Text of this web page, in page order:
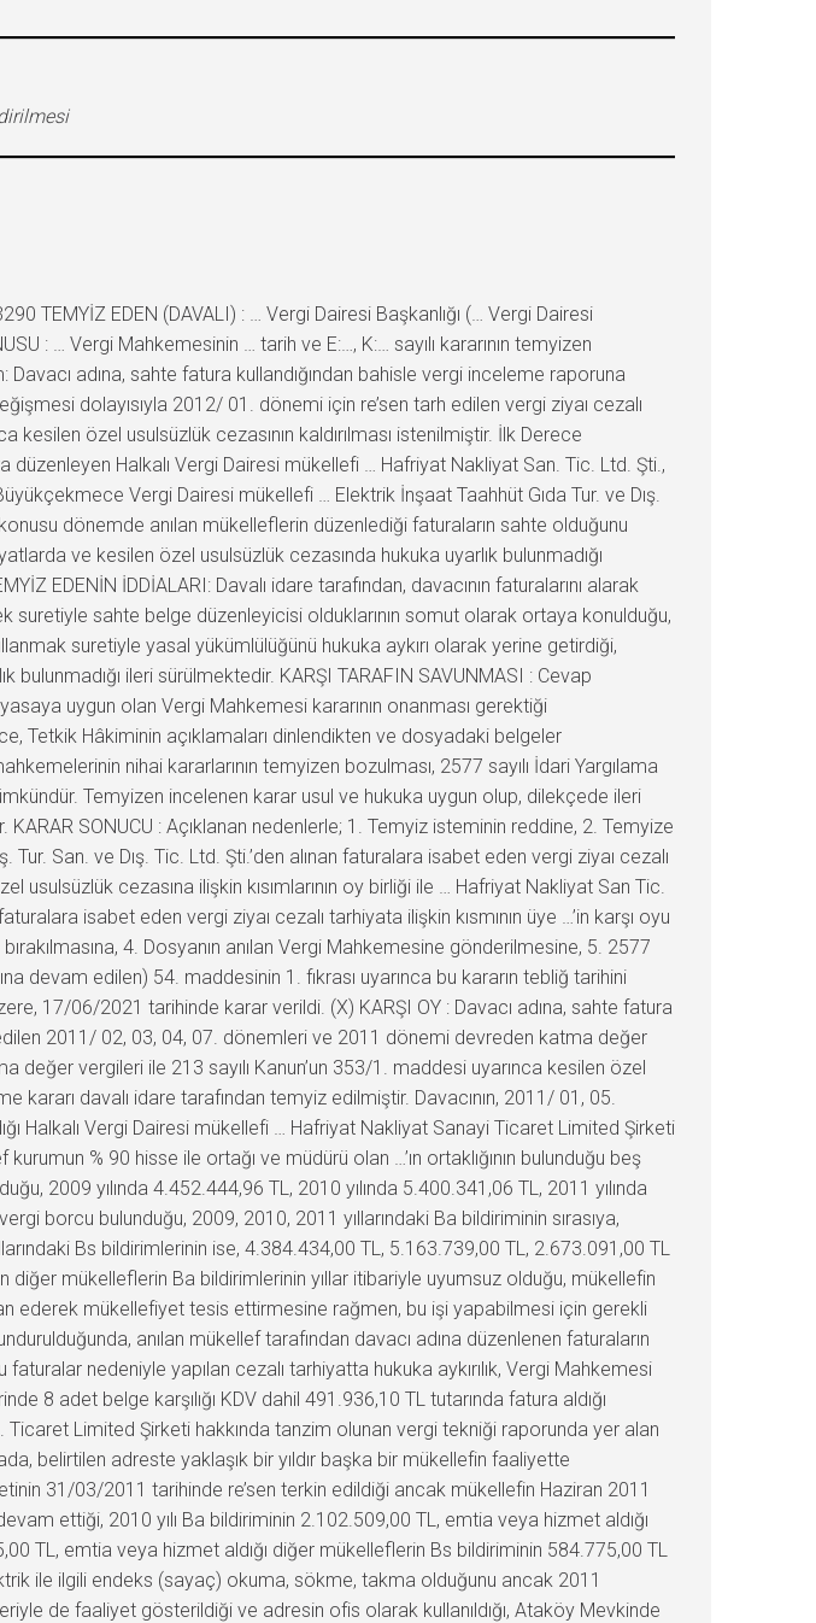
TEMYİZ EDEN (DAVALI) : … Vergi Dairesi Başkanlığı (… Vergi Dairesi
: … Vergi Mahkemesinin … tarih ve E:…, K:… sayılı kararının temyizen
adına, sahte fatura kullandığından bahisle vergi inceleme raporuna
dolayısıyla 2012/ 01. dönemi için re’sen tarh edilen vergi ziyaı cezalı
özel usulsüzlük cezasının kaldırılması istenilmiştir. İlk Derece
Halkalı Vergi Dairesi mükellefi … Hafriyat Nakliyat San. Tic. Ltd. Şti.,
Vergi Dairesi mükellefi … Elektrik İnşaat Taahhüt Gıda Tur. ve Dış.
dönemde anılan mükelleflerin düzenlediği faturaların sahte olduğunu
ve kesilen özel usulsüzlük cezasında hukuka uyarlık bulunmadığı
EDENİN İDDİALARI: Davalı idare tarafından, davacının faturalarını alarak
suretiyle sahte belge düzenleyicisi olduklarının somut olarak ortaya konulduğu,
suretiyle yasal yükümlülüğünü hukuka aykırı olarak yerine getirdiği,
bulunmadığı ileri sürülmektedir. KARŞI TARAFIN SAVUNMASI : Cevap
uygun olan Vergi Mahkemesi kararının onanması gerektiği
Tetkik Hâkiminin açıklamaları dinlendikten ve dosyadaki belgeler
nihai kararlarının temyizen bozulması, 2577 sayılı İdari Yargılama
Temyizen incelenen karar usul ve hukuka uygun olup, dilekçede ileri
SONUCU : Açıklanan nedenlerle; 1. Temyiz isteminin reddine, 2. Temyize
San. ve Dış. Tic. Ltd. Şti.’den alınan faturalara isabet eden vergi ziyaı cezalı
usulsüzlük cezasına ilişkin kısımlarının oy birliği ile … Hafriyat Nakliyat San Tic.
isabet eden vergi ziyaı cezalı tarhiyata ilişkin kısmının üye …’in karşı oyu
4. Dosyanın anılan Vergi Mahkemesine gönderilmesine, 5. 2577
devam edilen) 54. maddesinin 1. fıkrası uyarınca bu kararın tebliğ tarihini
17/06/2021 tarihinde karar verildi. (X) KARŞI OY : Davacı adına, sahte fatura
2011/ 02, 03, 04, 07. dönemleri ve 2011 dönemi devreden katma değer
vergileri ile 213 sayılı Kanun’un 353/1. maddesi uyarınca kesilen özel
kararı davalı idare tarafından temyiz edilmiştir. Davacının, 2011/ 01, 05.
Halkalı Vergi Dairesi mükellefi … Hafriyat Nakliyat Sanayi Ticaret Limited Şirketi
% 90 hisse ile ortağı ve müdürü olan …’ın ortaklığının bulunduğu beş
2009 yılında 4.452.444,96 TL, 2010 yılında 5.400.341,06 TL, 2011 yılında
borcu bulunduğu, 2009, 2010, 2011 yıllarındaki Ba bildiriminin sırasıya,
Bs bildirimlerinin ise, 4.384.434,00 TL, 5.163.739,00 TL, 2.673.091,00 TL
mükelleflerin Ba bildirimlerinin yıllar itibariyle uyumsuz olduğu, mükellefin
ederek mükellefiyet tesis ettirmesine rağmen, bu işi yapabilmesi için gerekli
anılan mükellef tarafından davacı adına düzenlenen faturaların
nedeniyle yapılan cezalı tarhiyatta hukuka aykırılık, Vergi Mahkemesi
8 adet belge karşılığı KDV dahil 491.936,10 TL tutarında fatura aldığı
Limited Şirketi hakkında tanzim olunan vergi tekniği raporunda yer alan
belirtilen adreste yaklaşık bir yıldır başka bir mükellefin faaliyette
31/03/2011 tarihinde re’sen terkin edildiği ancak mükellefin Haziran 2011
ettiği, 2010 yılı Ba bildiriminin 2.102.509,00 TL, emtia veya hizmet aldığı
TL, emtia veya hizmet aldığı diğer mükelleflerin Bs bildiriminin 584.775,00 TL
ile ilgili endeks (sayaç) okuma, sökme, takma olduğunu ancak 2011
de faaliyet gösterildiği ve adresin ofis olarak kullanıldığı, Ataköy Mevkinde